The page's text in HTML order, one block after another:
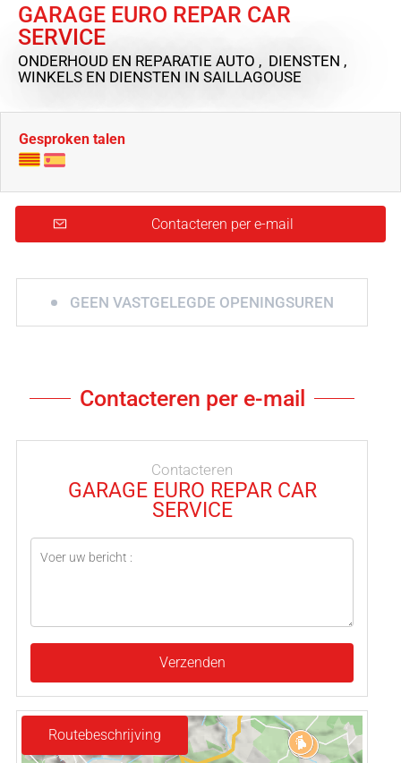
GARAGE EURO REPAR CAR
SERVICE
ONDERHOUD EN REPARATIE AUTO , DIENSTEN ,
WINKELS EN DIENSTEN IN SAILLAGOUSE
Gesproken talen
Contacteren per e-mail
GEEN VASTGELEGDE OPENINGSUREN
Contacteren per e-mail
Contacteren
GARAGE EURO REPAR CAR
SERVICE
Verzenden
Routebeschrijving